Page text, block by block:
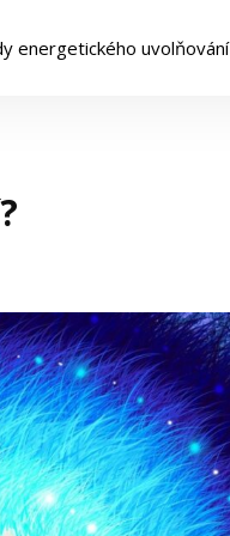
energetického uvolňování